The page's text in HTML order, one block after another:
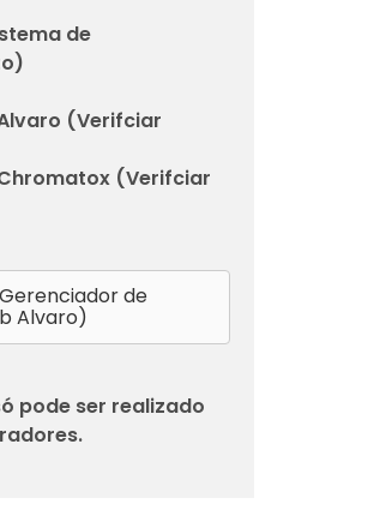
de
(Verifciar
(Verifciar
de
Alvaro)
pode ser realizado